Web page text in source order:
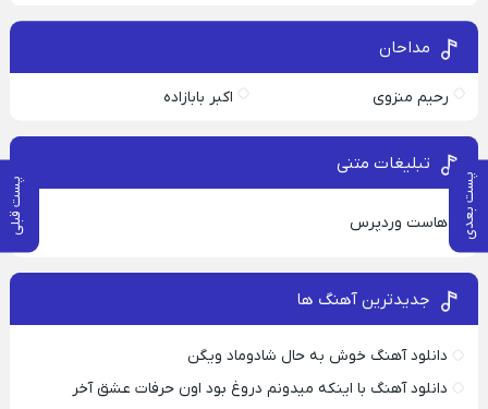
پست بعدی پست قبلی
مداحان
رحیم منزوی اکبر بابازاده
تبلیغات متنی
هاست وردپرس
جدیدترین آهنگ ها
دانلود آهنگ خوش به حال شادوماد ویگن
دانلود آهنگ با اینکه میدونم دروغ بود اون حرفات عشق آخر